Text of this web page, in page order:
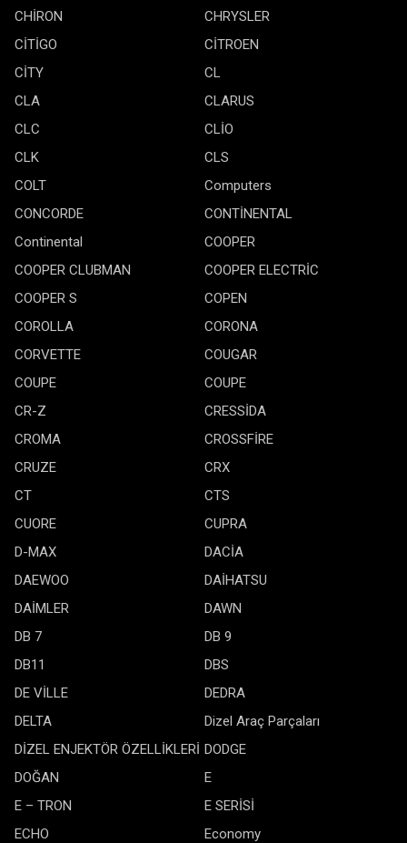
CHİRON
CHRYSLER
CİTİGO
CİTROEN
CİTY
CL
CLA
CLARUS
CLC
CLİO
CLK
CLS
COLT
Computers
CONCORDE
CONTİNENTAL
Continental
COOPER
COOPER CLUBMAN
COOPER ELECTRİC
COOPER S
COPEN
COROLLA
CORONA
CORVETTE
COUGAR
COUPE
COUPE
CR-Z
CRESSİDA
CROMA
CROSSFİRE
CRUZE
CRX
CT
CTS
CUORE
CUPRA
D-MAX
DACİA
DAEWOO
DAİHATSU
DAİMLER
DAWN
DB 7
DB 9
DB11
DBS
DE VİLLE
DEDRA
DELTA
Dizel Araç Parçaları
DİZEL ENJEKTÖR ÖZELLİKLERİ DODGE
DOĞAN
E
E – TRON
E SERİSİ
ECHO
Economy